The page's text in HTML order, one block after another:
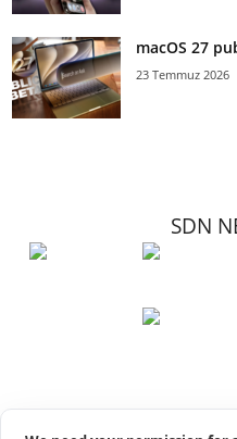
macOS 27
23 Temmuz 2026
SDN